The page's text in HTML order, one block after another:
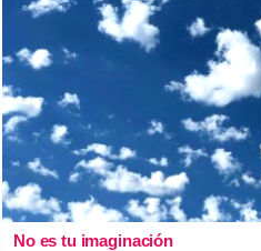
No es tu imaginación